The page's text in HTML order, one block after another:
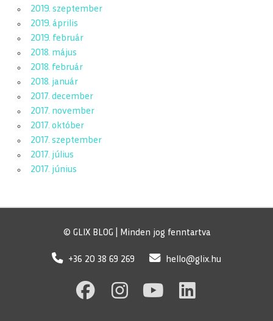
2019. szeptember
2019. április
2019. február
2018. május
2018. február
2018. január
2017. december
2017. november
2017. október
2017. szeptember
2017. július
2017. június
© GLIX BLOG | Minden jog fenntartva
+36 20 38 69 269 hello@glix.hu